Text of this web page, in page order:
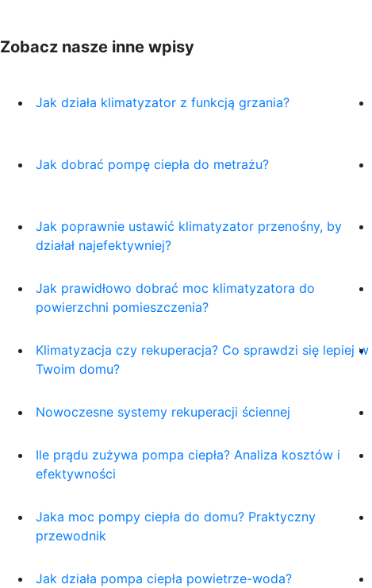
Zobacz nasze inne wpisy
Jak działa klimatyzator z funkcją grzania?
Jak dobrać pompę ciepła do metrażu?
Jak poprawnie ustawić klimatyzator przenośny, by
działał najefektywniej?
Jak prawidłowo dobrać moc klimatyzatora do
powierzchni pomieszczenia?
Klimatyzacja czy rekuperacja? Co sprawdzi się lepiej w
Twoim domu?
Nowoczesne systemy rekuperacji ściennej
Ile prądu zużywa pompa ciepła? Analiza kosztów i
efektywności
Jaka moc pompy ciepła do domu? Praktyczny
przewodnik
Jak działa pompa ciepła powietrze-woda?